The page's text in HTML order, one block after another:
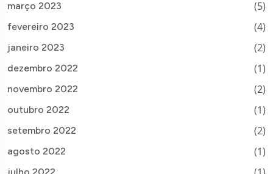
março 2023 (5)
fevereiro 2023 (4)
janeiro 2023 (2)
dezembro 2022 (1)
novembro 2022 (2)
outubro 2022 (1)
setembro 2022 (2)
agosto 2022 (1)